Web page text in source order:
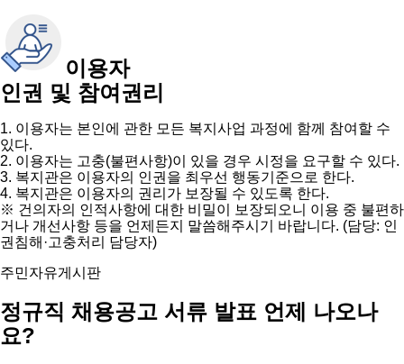
이용자
인권 및 참여권리
1. 이용자는 본인에 관한 모든 복지사업 과정에 함께 참여할 수
있다.
2. 이용자는 고충(불편사항)이 있을 경우 시정을 요구할 수 있다.
3. 복지관은 이용자의 인권을 최우선 행동기준으로 한다.
4. 복지관은 이용자의 권리가 보장될 수 있도록 한다.
※ 건의자의 인적사항에 대한 비밀이 보장되오니 이용 중 불편하
거나 개선사항 등을 언제든지 말씀해주시기 바랍니다. (담당: 인
권침해·고충처리 담당자)
주민자유게시판
정규직 채용공고 서류 발표 언제 나오나
요?